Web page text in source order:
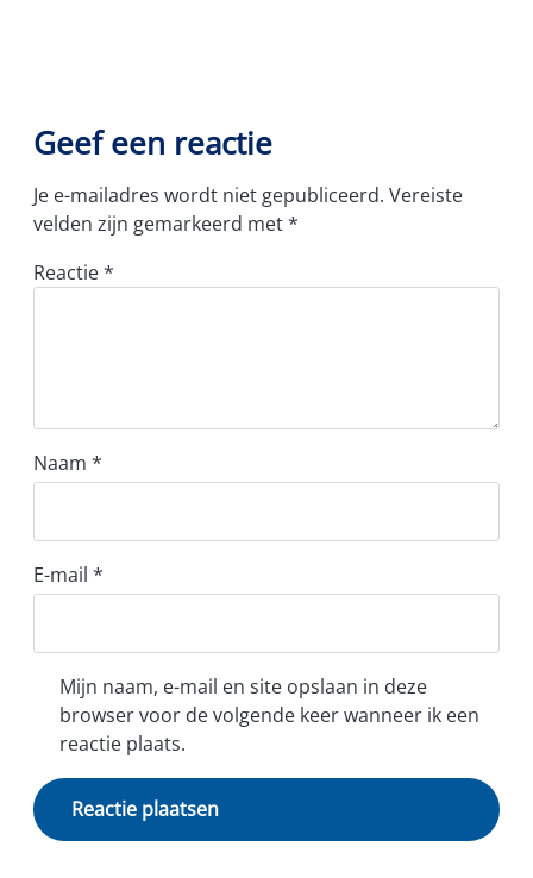
Geef een reactie
Je e-mailadres wordt niet gepubliceerd. Vereiste
velden zijn gemarkeerd met*
Reactie*
Naam *
E-mail *
Mijn naam, e-mail en site opslaan in deze
browser voor de volgende keer wanneer ik een
reactie plaats.